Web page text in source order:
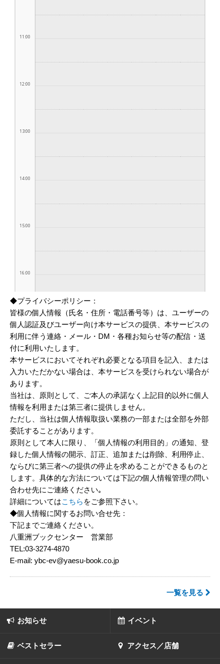
◆プライバシーポリシー：
皆様の個人情報（氏名・住所・電話番号等）は、ユーザーの
個人認証及びユーザー向け本サービスの提供、本サービスの
利用に伴う連絡・メール・DM・各種お知らせ等の配信・送
付に利用いたします。
本サービスにおいてそれぞれ必要となる項目を記入、または
入力いただかない場合は、本サービスを受けられない場合が
あります。
当社は、原則として、ご本人の承諾なく上記目的以外に個人
情報を利用または第三者に提供しません。
ただし、当社は個人情報取扱い業務の一部または全部を外部
委託することがあります。
原則として本人に限り、「個人情報の利用目的」の通知、登
録した個人情報の開示、訂正、追加または削除、利用停止、
ならびに第三者への提供の停止を求めることができるものと
します。具体的な方法については下記の個人情報管理の問い
合わせ先にご連絡ください｡
詳細についてはこちら をご参照下さい。
◆個人情報に関するお問い合せ先：
下記までご連絡ください。
八重洲ブックセンター 営業部
TEL:03-3274-4870
E-mail: ybc-ev@yaesu-book.co.jp
一覧を見る
お知らせ イベント
ベストセラー アクセス／店舗